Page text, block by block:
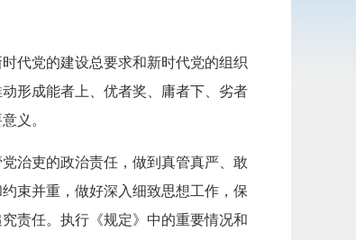
代党的建设总要求和新时代党的组织
形成能者上、优者奖、庸者下、劣者
义。
治吏的政治责任，做到真管真严、敢
束并重，做好深入细致思想工作，保
责任。执行《规定》中的重要情况和